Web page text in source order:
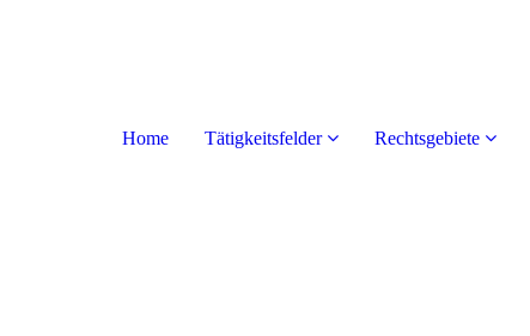
Home Tätigkeitsfelder Rechtsgebiete